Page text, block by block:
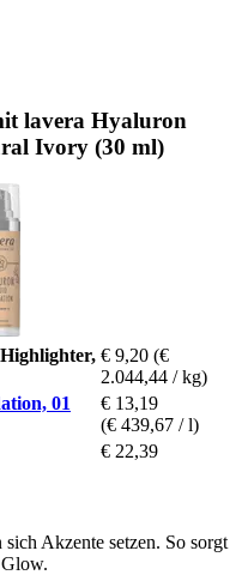
lavera Hyaluron
Ivory (30 ml)
€ 9,20 (€
2.044,44 / kg)
01
€ 13,19
(€ 439,67 / l)
€ 22,39
Akzente setzen. So sorgt